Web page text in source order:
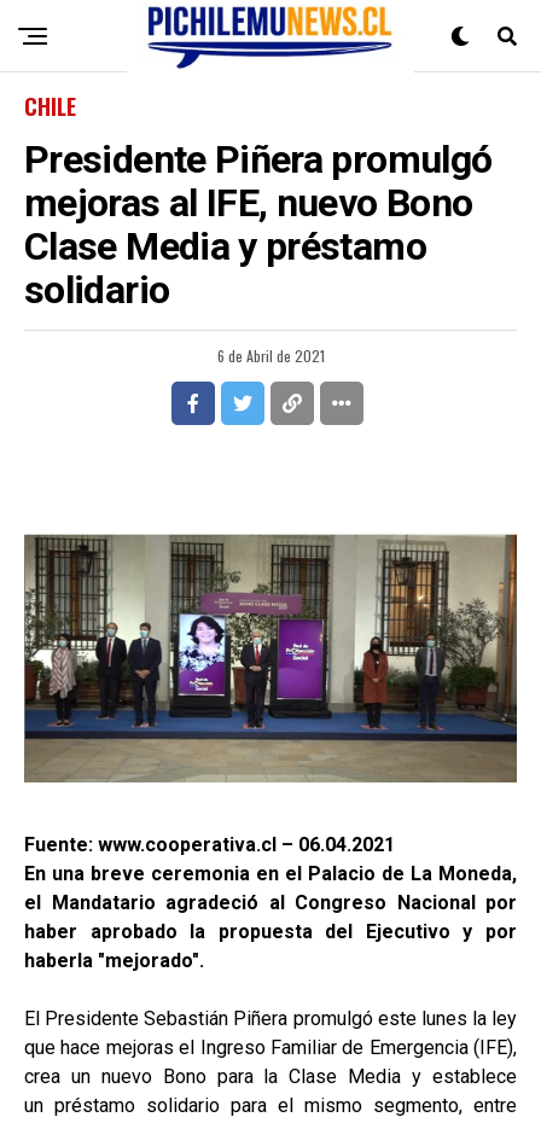
CHILE
Presidente Piñera promulgó
mejoras al IFE, nuevo Bono
Clase Media y préstamo
solidario
6 de Abril de 2021
Fuente: www.cooperativa.cl – 06.04.2021
En una breve ceremonia en el Palacio de La Moneda,
el Mandatario agradeció al Congreso Nacional por
haber aprobado la propuesta del Ejecutivo y por
haberla "mejorado".
El Presidente Sebastián Piñera promulgó este lunes la ley
que hace mejoras el Ingreso Familiar de Emergencia (IFE),
crea un nuevo Bono para la Clase Media y establece
un préstamo solidario para el mismo segmento, entre